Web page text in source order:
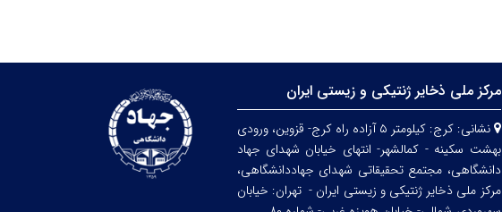
مرکز ملی ذخایر ژنتیکی و زیستی ایران
نشانی:
کرج: کیلومتر ۵ آزاده راه کرج- قزوین، ورودی
بهشت سکینه - کمالشهر- انتهای خیابان شهدای جهاد
دانشگاهی، مجتمع تحقیقاتی شهدای جهاددانشگاهی،
مرکز ملی ذخایر ژنتیکی و زیستی ایران - تهران: خیابان